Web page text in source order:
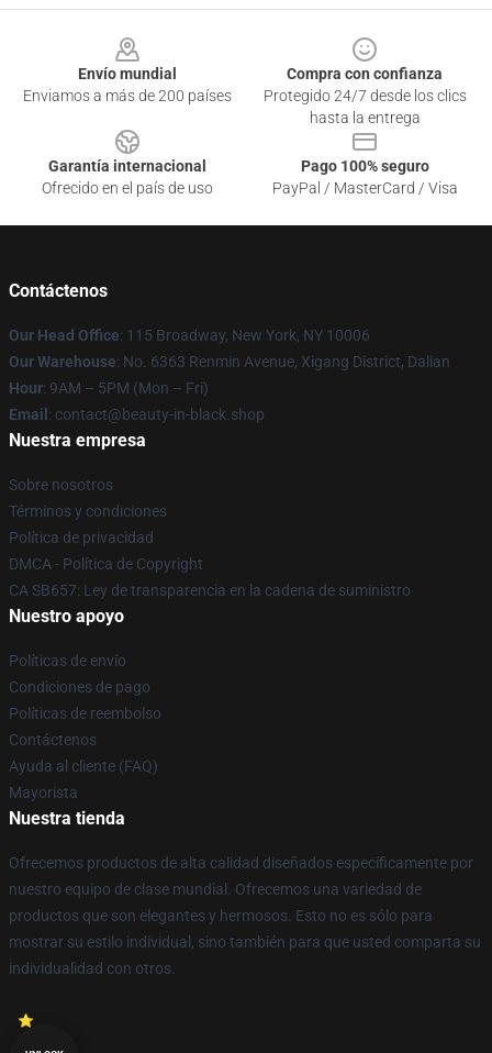
Envío mundial
Enviamos a más de 200 países
Compra con confianza
Protegido 24/7 desde los clics
hasta la entrega
Garantía internacional
Ofrecido en el país de uso
Pago 100% seguro
PayPal / MasterCard / Visa
Contáctenos
Our Head Office: 115 Broadway, New York, NY 10006
Our Warehouse: No. 6363 Renmin Avenue, Xigang District, Dalian
Hour: 9AM – 5PM (Mon – Fri)
Email : contact@beauty-in-black.shop
Nuestra empresa
Sobre nosotros
Términos y condiciones
Política de privacidad
DMCA - Política de Copyright
CA SB657: Ley de transparencia en la cadena de suministro
Nuestro apoyo
Políticas de envío
Condiciones de pago
Políticas de reembolso
Contáctenos
Ayuda al cliente (FAQ)
Mayorista
Nuestra tienda
Ofrecemos productos de alta calidad diseñados específicamente por
nuestro equipo de clase mundial. Ofrecemos una variedad de
productos que son elegantes y hermosos. Esto no es sólo para
mostrar su estilo individual, sino también para que usted comparta su
individualidad con otros.